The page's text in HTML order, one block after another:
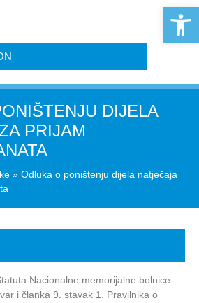
DIJELA
PRIJAM
» Odluka o poništenju dijela natječaja
Nacionalne memorijalne bolnice
i članka 9. stavak 1. Pravilnika o